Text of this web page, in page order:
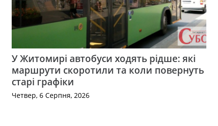
У Житомирі автобуси ходять рідше: які
маршрути скоротили та коли повернуть
старі графіки
Четвер, 6 Серпня, 2026